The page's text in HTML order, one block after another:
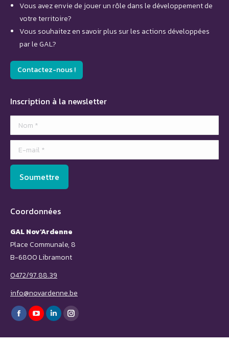
Vous avez envie de jouer un rôle dans le développement de
votre territoire?
Vous souhaitez en savoir plus sur les actions développées
par le GAL?
Contactez-nous !
Inscription à la newsletter
Nom *
E-mail *
Soumettre
Coordonnées
GAL Nov'Ardenne
Place Communale, 8
B-6800 Libramont
0472/97.88.39
info@novardenne.be
Trouvez nous sur :
Facebook
page
YouTube
page
LinkedIn
page
Instagram
page